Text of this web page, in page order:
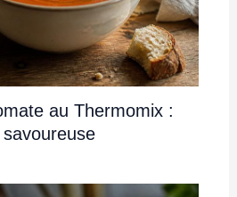
au Thermomix :